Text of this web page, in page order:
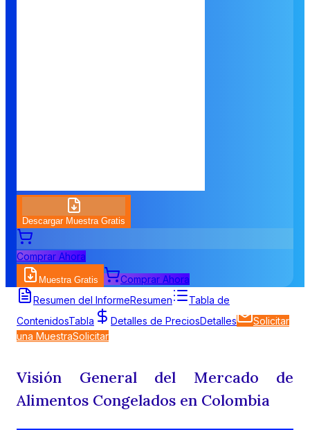
Descargar Muestra Gratis
Comprar Ahora
Muestra Gratis
Comprar Ahora
Resumen del InformeResumen
Tabla de
ContenidosTabla Detalles de PreciosDetalles
Solicitar
una MuestraSolicitar
Visión General del Mercado de
Alimentos Congelados en Colombia